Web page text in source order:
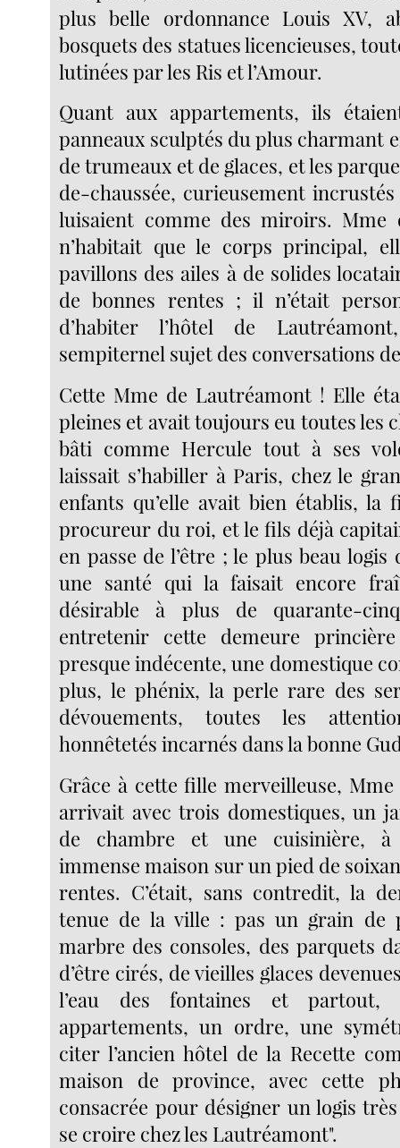
plus belle ordonnance Louis XV,
bosquets des statues licencieuses,
lutinées par les Ris et l’Amour.
Quant aux appartements, ils
panneaux sculptés du plus charmant
de trumeaux et de glaces, et les
de-chaussée, curieusement
luisaient comme des miroirs. Mme
n’habitait que le corps principal,
pavillons des ailes à de solides
de bonnes rentes ; il n’était
d’habiter l’hôtel de
sempiternel sujet des conversations
Cette Mme de Lautréamont ! Elle
pleines et avait toujours eu toutes les
bâti comme Hercule tout à ses
laissait s’habiller à Paris, chez le
enfants qu’elle avait bien établis, la
procureur du roi, et le fils déjà
en passe de l’être ; le plus beau
une santé qui la faisait encore
désirable à plus de quarante-
entretenir cette demeure
presque indécente, une domestique
plus, le phénix, la perle rare des
dévouements, toutes les
honnêtetés incarnés dans la bonne
Grâce à cette fille merveilleuse,
arrivait avec trois domestiques, un
de chambre et une cuisinière,
immense maison sur un pied de
rentes. C’était, sans contredit, la
tenue de la ville : pas un grain de
marbre des consoles, des parquets
d’être cirés, de vieilles glaces
l’eau des fontaines et
appartements, un ordre, une
citer l’ancien hôtel de la Recette
maison de province, avec cette
consacrée pour désigner un logis très
se croire chez les Lautréamont".